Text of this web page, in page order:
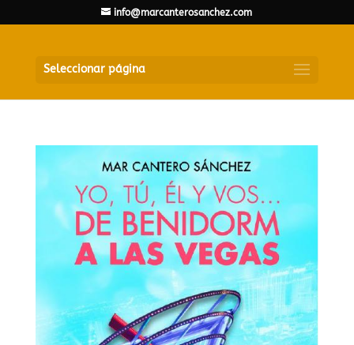
info@marcanterosanchez.com
Seleccionar página